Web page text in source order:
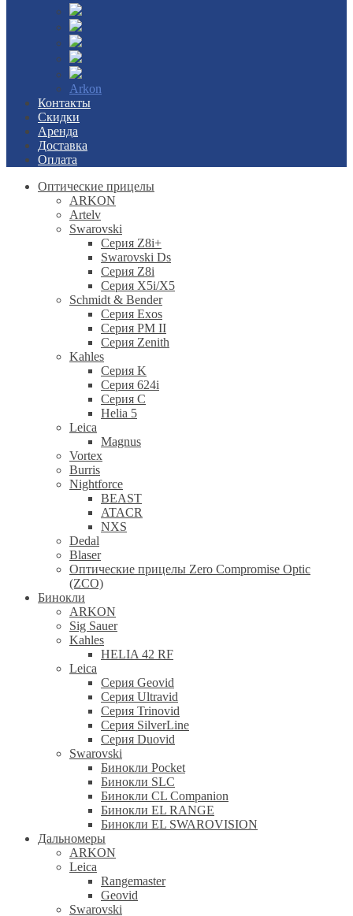
Arkon
Контакты
Скидки
Аренда
Доставка
Оплата
Оптические прицелы
ARKON
Artelv
Swarovski
Серия Z8i+
Swarovski Ds
Серия Z8i
Серия X5i/X5
Schmidt & Bender
Серия Exos
Серия PM II
Cерия Zenith
Kahles
Серия K
Серия 624i
Серия С
Helia 5
Leica
Magnus
Vortex
Burris
Nightforce
BEAST
ATACR
NXS
Dedal
Blaser
Оптические прицелы Zero Compromise Optic
(ZCO)
Бинокли
ARKON
Sig Sauer
Kahles
HELIA 42 RF
Leica
Серия Geovid
Серия Ultravid
Серия Trinovid
Серия SilverLine
Серия Duovid
Swarovski
Бинокли Pocket
Бинокли SLC
Бинокли CL Companion
Бинокли EL RANGE
Бинокли EL SWAROVISION
Дальномеры
ARKON
Leica
Rangemaster
Geovid
Swarovski